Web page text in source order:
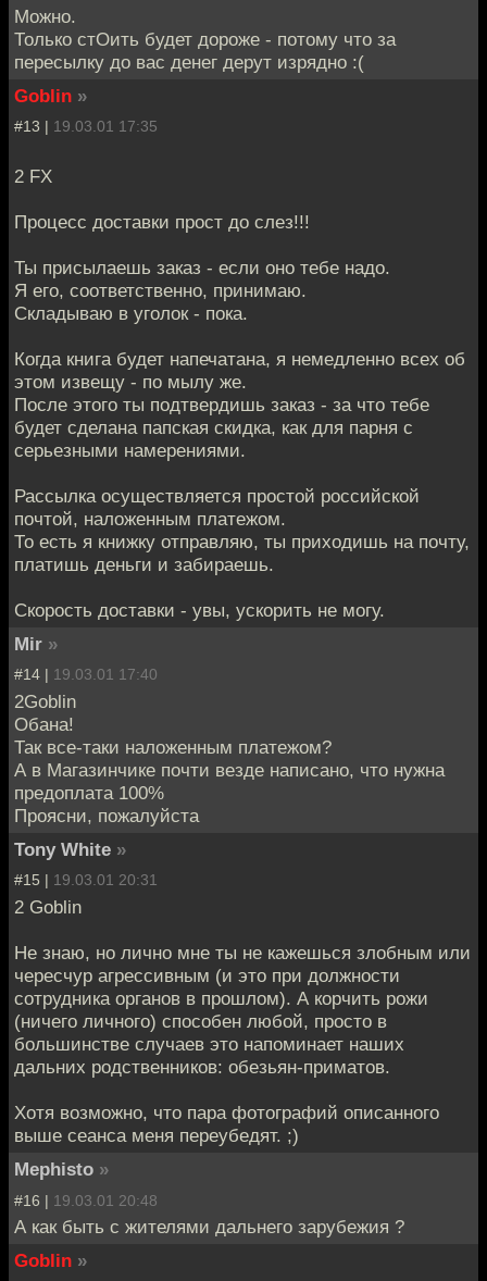
Можно.
Только стОить будет дороже - потому что за
пересылку до вас денег дерут изрядно :(
Goblin »
#13 | 19.03.01 17:35
2 FX
Процесс доставки прост до слез!!!
Ты присылаешь заказ - если оно тебе надо.
Я его, соответственно, принимаю.
Складываю в уголок - пока.
Когда книга будет напечатана, я немедленно всех об
этом извещу - по мылу же.
После этого ты подтвердишь заказ - за что тебе
будет сделана папская скидка, как для парня с
серьезными намерениями.
Рассылка осуществляется простой российской
почтой, наложенным платежом.
То есть я книжку отправляю, ты приходишь на почту,
платишь деньги и забираешь.
Скорость доставки - увы, ускорить не могу.
Mir »
#14 | 19.03.01 17:40
2Goblin
Обана!
Так все-таки наложенным платежом?
А в Магазинчике почти везде написано, что нужна
предоплата 100%
Проясни, пожалуйста
Tony White »
#15 | 19.03.01 20:31
2 Goblin
Не знаю, но лично мне ты не кажешься злобным или
чересчур агрессивным (и это при должности
сотрудника органов в прошлом). А корчить рожи
(ничего личного) способен любой, просто в
большинстве случаев это напоминает наших
дальних родственников: обезьян-приматов.
Хотя возможно, что пара фотографий описанного
выше сеанса меня переубедят. ;)
Mephisto »
#16 | 19.03.01 20:48
А как быть с жителями дальнего зарубежия ?
Goblin »